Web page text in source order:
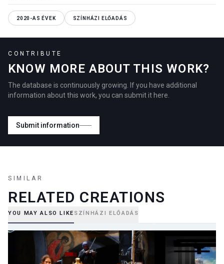
2020-AS ÉVEK SZÍNHÁZI ELŐADÁS
CONTRIBUTE
KNOW MORE ABOUT THIS WORK?
The database is continuously growing. If you have additional
information about this work, you can submit it here.
Submit information
SIMILAR
RELATED CREATIONS
YOU MAY ALSO LIKE SZÍNHÁZI ELŐADÁS